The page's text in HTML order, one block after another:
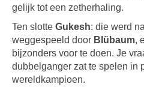
gelijk tot een zetherhaling.
Ten slotte Gukesh: die werd
weggespeeld door Blübaum,
bijzonders voor te doen. Je
dubbelganger zat te spelen in
wereldkampioen.